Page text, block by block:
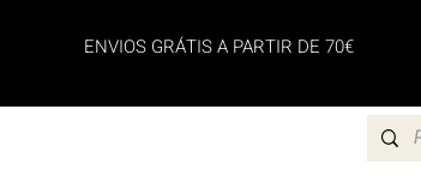
ENVIOS GRÁTIS A PARTIR DE 70€